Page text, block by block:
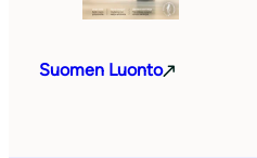
Suomen Luonto